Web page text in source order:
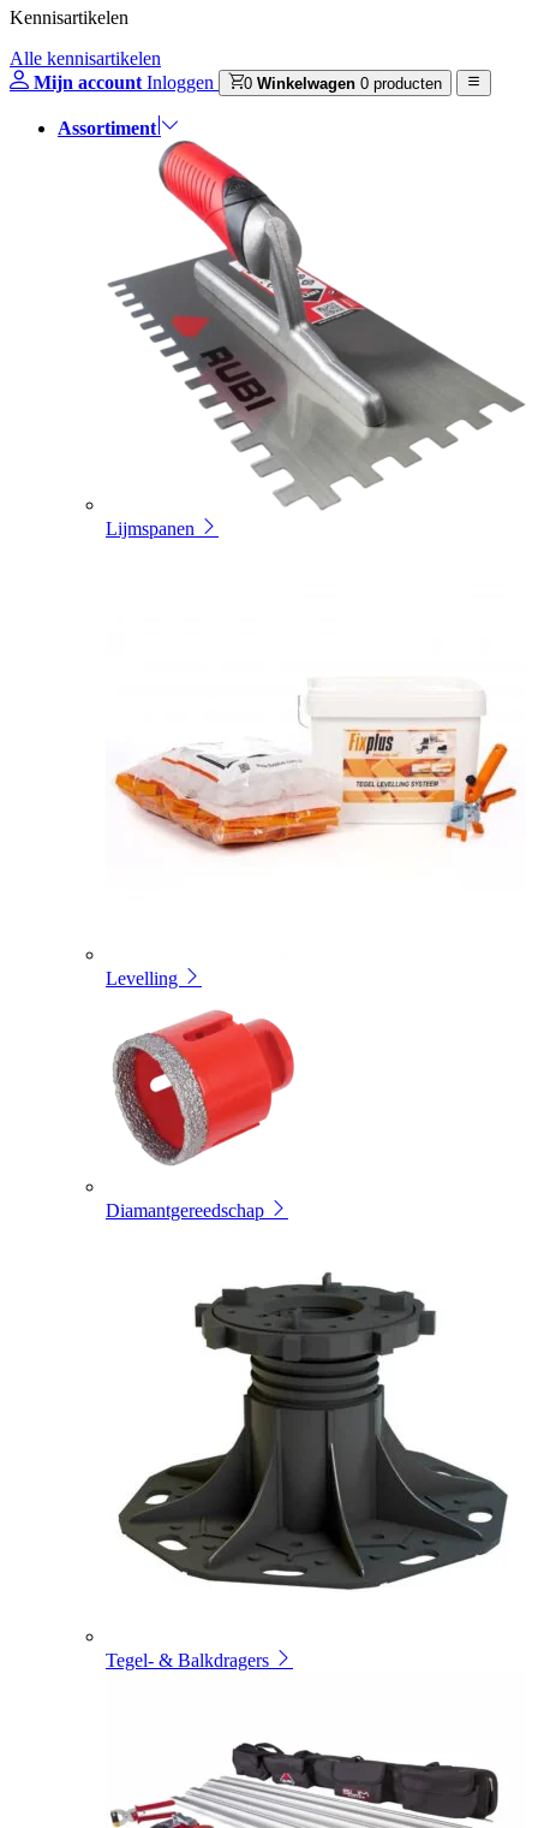
Kennisartikelen
Alle kennisartikelen
Mijn account Inloggen 0 Winkelwagen 0 producten
Assortiment
Lijmspanen
Levelling
Diamantgereedschap
Tegel- & Balkdragers